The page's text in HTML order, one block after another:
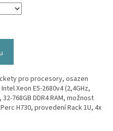
pro procesory, osazen
Xeon E5-2680v4(2,4GHz,
768GB DDR4 RAM, možnost
H730, provedení Rack 1U, 4x